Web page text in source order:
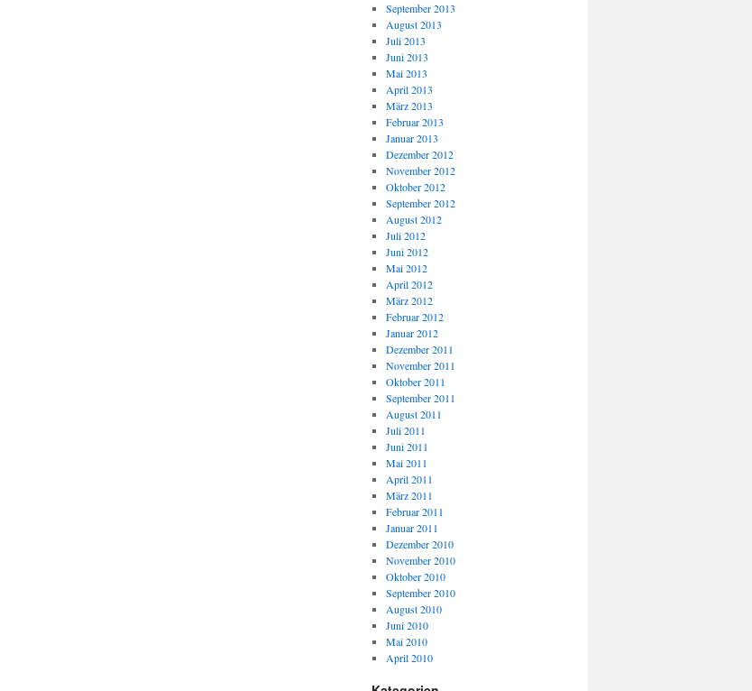
September 2013
August 2013
Juli 2013
Juni 2013
Mai 2013
April 2013
März 2013
Februar 2013
Januar 2013
Dezember 2012
November 2012
Oktober 2012
September 2012
August 2012
Juli 2012
Juni 2012
Mai 2012
April 2012
März 2012
Februar 2012
Januar 2012
Dezember 2011
November 2011
Oktober 2011
September 2011
August 2011
Juli 2011
Juni 2011
Mai 2011
April 2011
März 2011
Februar 2011
Januar 2011
Dezember 2010
November 2010
Oktober 2010
September 2010
August 2010
Juni 2010
Mai 2010
April 2010